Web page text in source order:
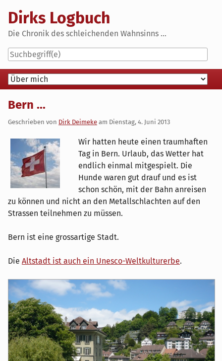
content
Dirks Logbuch
Die Chronik des schleichenden Wahnsinns ...
Navigation
Bern ...
Geschrieben von Dirk Deimeke am Dienstag, 4. Juni 2013
Wir hatten heute einen traumhaften
Tag in Bern. Urlaub, das Wetter hat
endlich einmal mitgespielt. Die
Hunde waren gut drauf und es ist
schon schön, mit der Bahn anreisen
zu können und nicht an den Metallschlachten auf den
Strassen teilnehmen zu müssen.
Bern ist eine grossartige Stadt.
Die Altstadt ist auch ein Unesco-Weltkulturerbe.